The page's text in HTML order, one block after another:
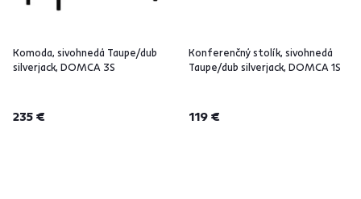
Komoda, sivohnedá Taupe/dub
silverjack, DOMCA 3S
235 €
Konferenčný stolík, sivohnedá
Taupe/dub silverjack, DOMCA 1S
119 €